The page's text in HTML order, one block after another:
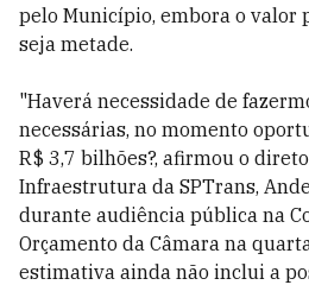
pelo Município, embora o valor
seja metade.
"Haverá necessidade de
necessárias, no momento
R$ 3,7 bilhões?, afirmou o
Infraestrutura da SPTrans,
durante audiência pública na
Orçamento da Câmara na
estimativa ainda não inclui a